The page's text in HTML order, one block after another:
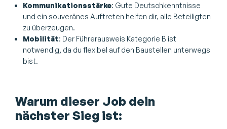
Kommunikationsstärke: Gute Deutschkenntnisse
und ein souveränes Auftreten helfen dir, alle Beteiligten
zu überzeugen.
Mobilität: Der Führerausweis Kategorie B ist
notwendig, da du flexibel auf den Baustellen unterwegs
bist.
Warum dieser Job dein
nächster Sieg ist: